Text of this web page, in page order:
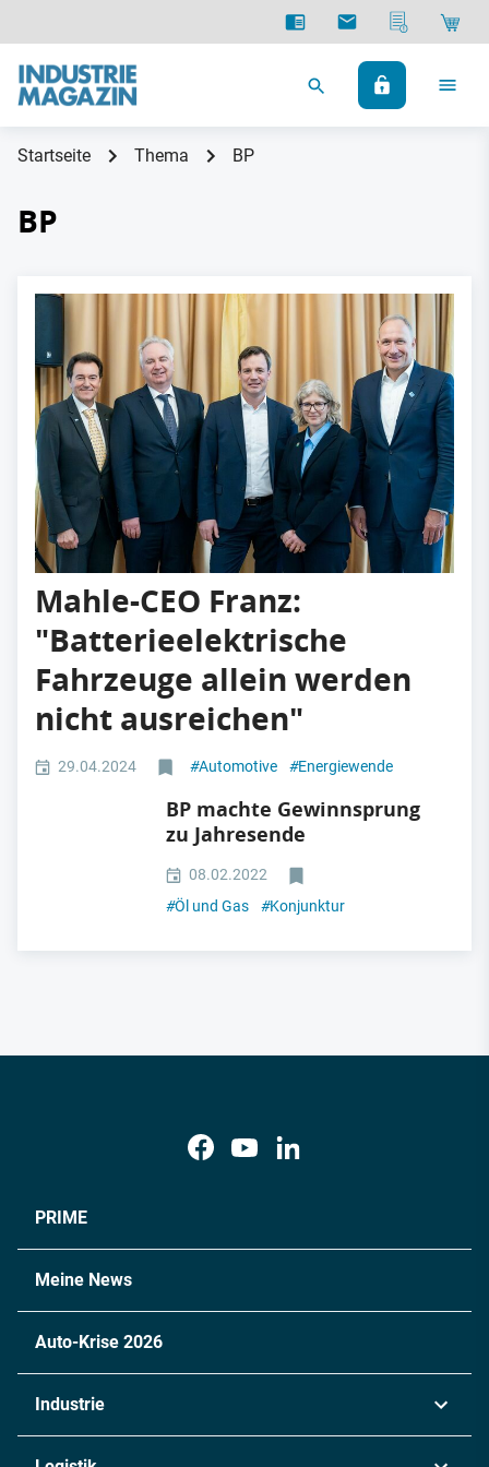
Startseite Thema BP
BP
Mahle-CEO Franz:
"Batterieelektrische
Fahrzeuge allein werden
nicht ausreichen"
29.04.2024 #Automotive #Energiewende
BP machte Gewinnsprung
zu Jahresende
08.02.2022
#Öl und Gas #Konjunktur
PRIME
Meine News
Auto-Krise 2026
Industrie